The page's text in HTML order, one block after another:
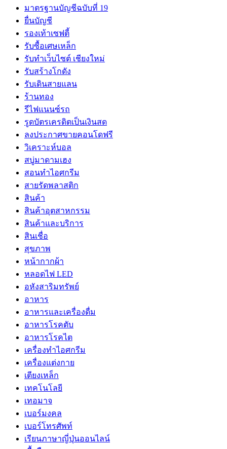
มาตรฐานบัญชีฉบับที่ 19
ยื่นบัญชี
รองเท้าเซฟตี้
รับซื้อเศษเหล็ก
รับทำเว็บไซต์ เชียงใหม่
รับสร้างโกดัง
รับเดินสายแลน
ร้านทอง
รีไฟแนนซ์รถ
รูดบัตรเครดิตเป็นเงินสด
ลงประกาศขายคอนโดฟรี
วิเคราะห์บอล
สบู่มาดามเฮง
สอนทำไอศกรีม
สายรัดพลาสติก
สินค้า
สินค้าอุตสาหกรรม
สินค้าและบริการ
สินเชื่อ
สุขภาพ
หน้ากากผ้า
หลอดไฟ LED
อหังสาริมทรัพย์
อาหาร
อาหารและเครื่องดื่ม
อาหารโรคตับ
อาหารโรคไต
เครื่องทำไอศกรีม
เครื่องแต่งกาย
เตียงเหล็ก
เทคโนโลยี
เทอมาจ
เบอร์มงคล
เบอร์โทรศัพท์
เรียนภาษาญี่ปุ่นออนไลน์